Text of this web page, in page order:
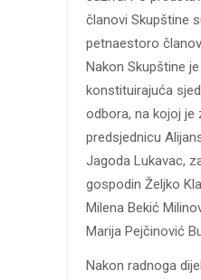
članovi Skupštine
petnaestoro
Nakon Skupštine
konstituirajuća
odbora, na kojoj je
predsjednicu
Jagoda Lukavac,
gospodin Željko
Milena Bekić
Marija Pejčinović
Nakon radnoga